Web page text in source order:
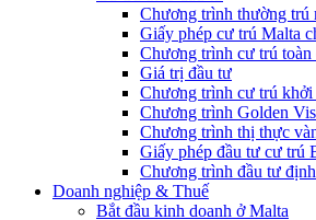
Chương trình thường trú
Giấy phép cư trú Malta
Chương trình cư trú toàn
Giá trị đầu tư
Chương trình cư trú khởi
Chương trình Golden
Chương trình thị thực
Giấy phép đầu tư cư trú
Chương trình đầu tư
Doanh nghiệp & Thuế
Bắt đầu kinh doanh ở Malta